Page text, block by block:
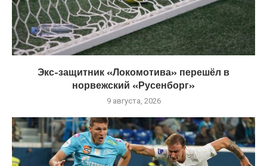
Экс-защитник «Локомотива» перешёл в
норвежский «Русенборг»
9 августа, 2026